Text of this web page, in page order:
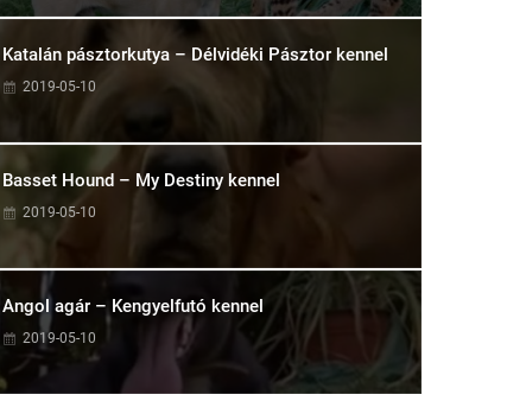
Katalán pásztorkutya – Délvidéki Pásztor kennel
2019-05-10
Basset Hound – My Destiny kennel
2019-05-10
Angol agár – Kengyelfutó kennel
2019-05-10